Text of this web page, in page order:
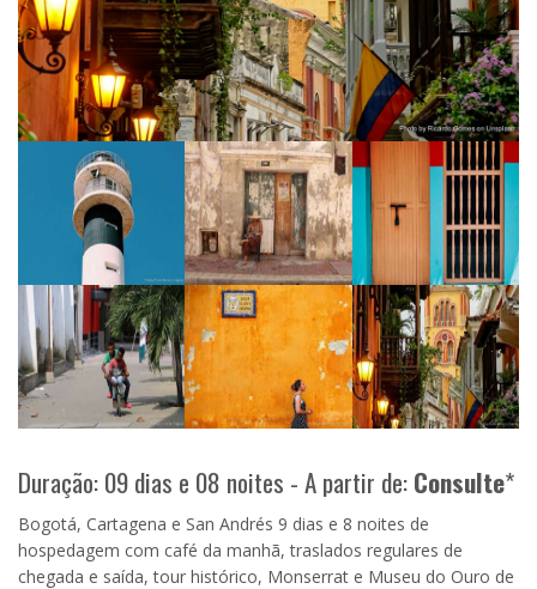
Duração: 09 dias e 08 noites - A partir de:Consulte*
Bogotá, Cartagena e San Andrés 9 dias e 8 noites de
hospedagem com café da manhã, traslados regulares de
chegada e saída, tour histórico, Monserrat e Museu do Ouro de